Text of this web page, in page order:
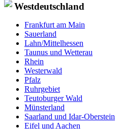
Westdeutschland
Frankfurt am Main
Sauerland
Lahn/Mittelhessen
Taunus und Wetterau
Rhein
Westerwald
Pfalz
Ruhrgebiet
Teutoburger Wald
Münsterland
Saarland und Idar-Oberstein
Eifel und Aachen